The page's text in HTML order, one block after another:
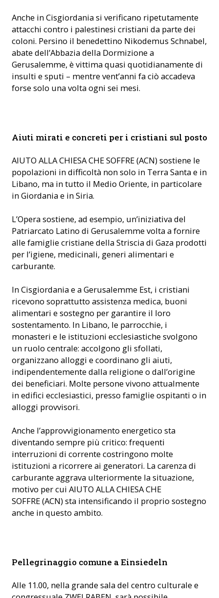
Anche in Cisgiordania si verificano ripetutamente
attacchi contro i palestinesi cristiani da parte dei
coloni. Persino il benedettino Nikodemus Schnabel,
abate dell’Abbazia della Dormizione a
Gerusalemme, è vittima quasi quotidianamente di
insulti e sputi – mentre vent’anni fa ciò accadeva
forse solo una volta ogni sei mesi.
Aiuti mirati e concreti per i cristiani sul posto
AIUTO ALLA CHIESA CHE SOFFRE (ACN) sostiene le
popolazioni in difficoltà non solo in Terra Santa e in
Libano, ma in tutto il Medio Oriente, in particolare
in Giordania e in Siria.
L’Opera sostiene, ad esempio, un’iniziativa del
Patriarcato Latino di Gerusalemme volta a fornire
alle famiglie cristiane della Striscia di Gaza prodotti
per l’igiene, medicinali, generi alimentari e
carburante.
In Cisgiordania e a Gerusalemme Est, i cristiani
ricevono soprattutto assistenza medica, buoni
alimentari e sostegno per garantire il loro
sostentamento. In Libano, le parrocchie, i
monasteri e le istituzioni ecclesiastiche svolgono
un ruolo centrale: accolgono gli sfollati,
organizzano alloggi e coordinano gli aiuti,
indipendentemente dalla religione o dall’origine
dei beneficiari. Molte persone vivono attualmente
in edifici ecclesiastici, presso famiglie ospitanti o in
alloggi provvisori.
Anche l’approvvigionamento energetico sta
diventando sempre più critico: frequenti
interruzioni di corrente costringono molte
istituzioni a ricorrere ai generatori. La carenza di
carburante aggrava ulteriormente la situazione,
motivo per cui AIUTO ALLA CHIESA CHE
SOFFRE (ACN) sta intensificando il proprio sostegno
anche in questo ambito.
al pellegrinaggio. (Foto: ACN)
Einsiedeln. (Foto: ACN)
Pellegrinaggio comune a Einsiedeln
Alle 11.00, nella grande sala del centro culturale e